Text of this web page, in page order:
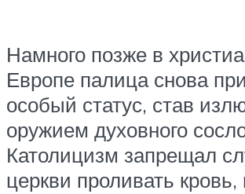
Намного позже в
Европе палица снова
особый статус, став
оружием духовного
Католицизм запрещал
церкви проливать